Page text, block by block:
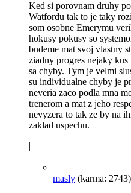
Ked si porovnam druhy
Watfordu tak to je taky
som osobne Emerymu
hokusy pokusy so
budeme mat svoj vlastny
ziadny progres nejaky
sa chyby. Tym je velmi
su individualne chyby je
neveria zaco podla mna
trenerom a mat z jeho
nevyzera to tak ze by na
zaklad uspechu.
|
masly (karma: 2743)